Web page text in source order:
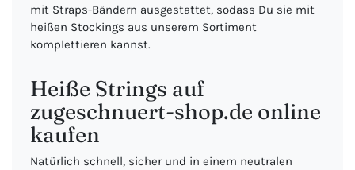
mit Straps-Bändern ausgestattet, sodass Du sie mit
heißen Stockings aus unserem Sortiment
komplettieren kannst.
Heiße Strings auf
zugeschnuert-shop.de online
kaufen
Natürlich schnell, sicher und in einem neutralen